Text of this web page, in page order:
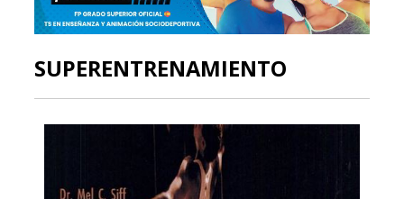
SUPERENTRENAMIENTO